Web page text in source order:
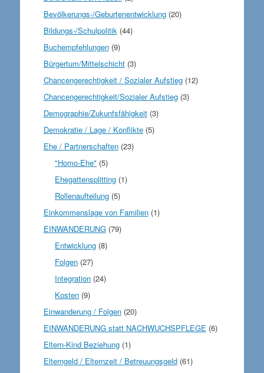
Bevölkerungs-/Geburtenentwicklung(20)
Bildungs-/Schulpolitik(44)
Buchempfehlungen(9)
Bürgertum/Mittelschicht(3)
Chancengerechtigkeit / Sozialer Aufstieg(12)
Chancengerechtigkeit/Sozialer Aufstieg(3)
Demographie/Zukunfsfähigkeit(3)
Demokratie / Lage / Konflikte(5)
Ehe / Partnerschaften(23)
"Homo-Ehe" (5)
Ehegattensplitting (1)
Rollenaufteilung (5)
Einkommenslage von Familien(1)
EINWANDERUNG(79)
Entwicklung (8)
Folgen (27)
Integration (24)
Kosten (9)
Einwanderung / Folgen(20)
EINWANDERUNG statt NACHWUCHSPFLEGE (6)
Eltern-Kind Beziehung(1)
Elterngeld / Elternzeit / Betreuungsgeld(61)